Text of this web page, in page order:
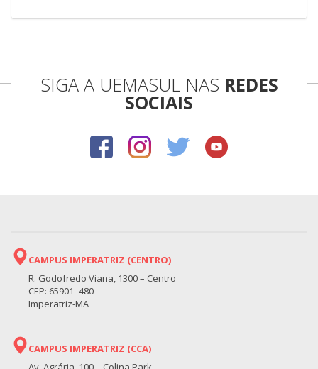
icon
SIGA A UEMASUL NAS REDES
SOCIAIS
CAMPUS IMPERATRIZ (CENTRO)
R. Godofredo Viana, 1300 – Centro
CEP: 65901- 480
Imperatriz-MA
CAMPUS IMPERATRIZ (CCA)